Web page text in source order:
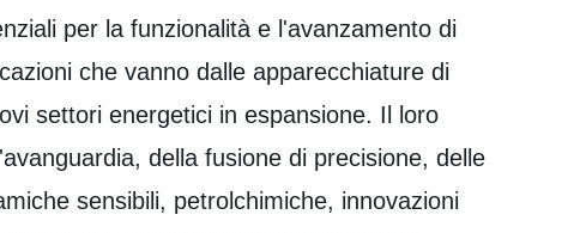
per la funzionalità e l'avanzamento di
che vanno dalle apparecchiature di
settori energetici in espansione. Il loro
della fusione di precisione, delle
sensibili, petrolchimiche, innovazioni